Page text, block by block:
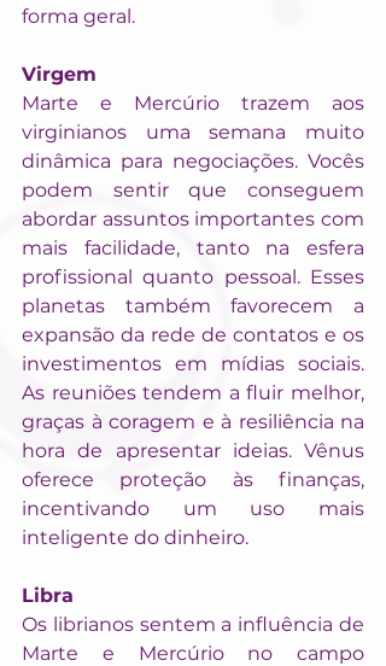
forma geral.
Virgem
Marte e Mercúrio trazem aos
virginianos uma semana muito
dinâmica para negociações. Vocês
podem sentir que conseguem
abordar assuntos importantes com
mais facilidade, tanto na esfera
profissional quanto pessoal. Esses
planetas também favorecem a
expansão da rede de contatos e os
investimentos em mídias sociais.
As reuniões tendem a fluir melhor,
graças à coragem e à resiliência na
hora de apresentar ideias. Vênus
oferece proteção às finanças,
incentivando um uso mais
inteligente do dinheiro.
Libra
Os librianos sentem a influência de
Marte e Mercúrio no campo